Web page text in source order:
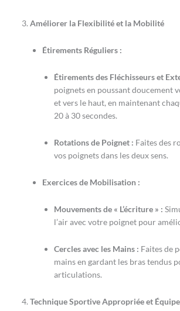
Améliorer la Flexibilité et la Mobilité
Étirements Réguliers :
Étirements des Fléchisseurs et
poignets en poussant doucement
et vers le haut, en maintenant
20 à 30 secondes.
Rotations de Poignet : Faites des
vos poignets dans les deux sens.
Exercices de Mobilisation :
Mouvements de « L’écriture » :
l’air avec votre poignet pour
Cercles avec les Mains : Faites de
mains en gardant les bras tendus
articulations.
Technique Sportive Appropriée et